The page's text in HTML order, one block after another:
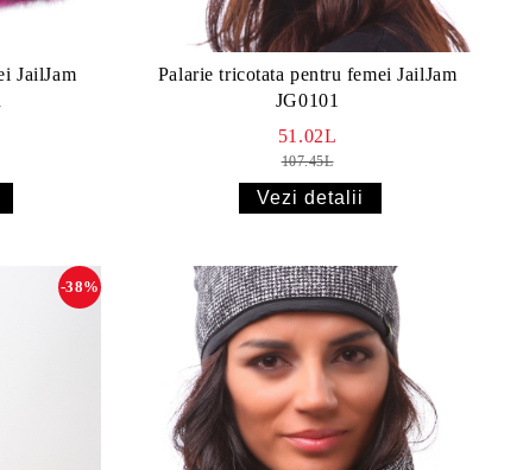
JailJam
Palarie tricotata pentru femei JailJam
JG0101
51.02L
107.45L
Vezi detalii
-38%